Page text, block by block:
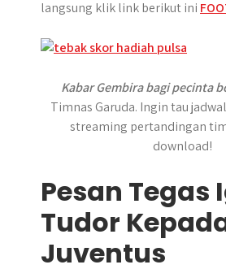
langsung klik link berikut ini
Kabar Gembira bagi pecinta
Timnas Garuda. Ingin tau
streaming pertandingan
download!
Pesan Tegas
Tudor
Juventus